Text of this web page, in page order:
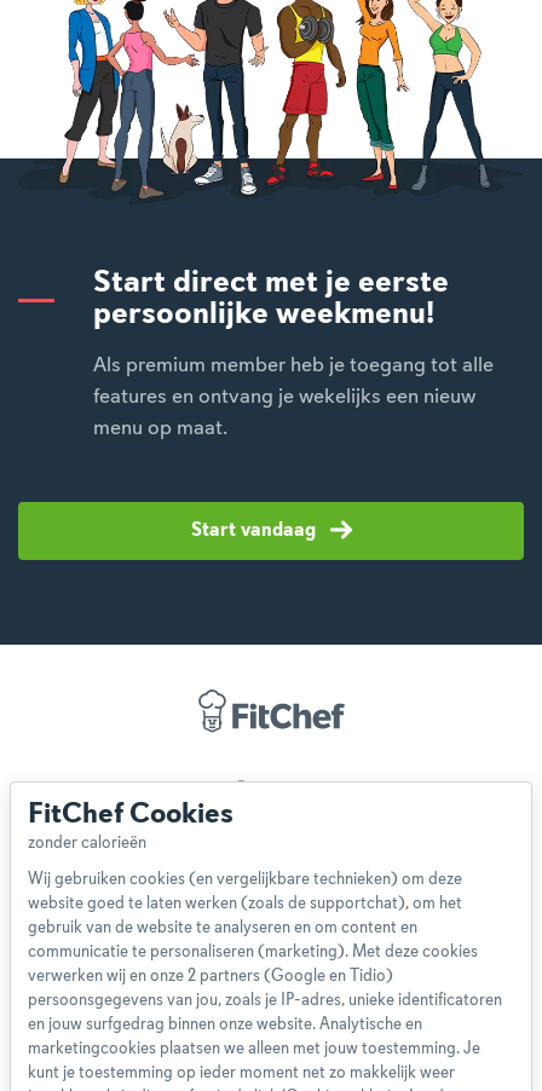
Start direct met je eerste
persoonlijke weekmenu!
Als premium member heb je toegang tot alle
features en ontvang je wekelijks een nieuw
menu op maat.
Start vandaag
Over ons
Blog
Disclaimer
Gebruikersvoorwaarden
Methodologie
Privacybeleid
Cookieverklaring
Betaalmethoden
FitChef Cookies
Wij gebruiken cookies (en vergelijkbare technieken) om deze
website goed te laten werken (zoals de supportchat), om het
gebruik van de website te analyseren en om content en
communicatie te personaliseren (marketing). Met deze cookies
verwerken wij en onze 2 partners (Google en Tidio)
persoonsgegevens van jou, zoals je IP-adres, unieke identificatoren
en jouw surfgedrag binnen onze website. Analytische en
marketingcookies plaatsen we alleen met jouw toestemming. Je
kunt je toestemming op ieder moment net zo makkelijk weer